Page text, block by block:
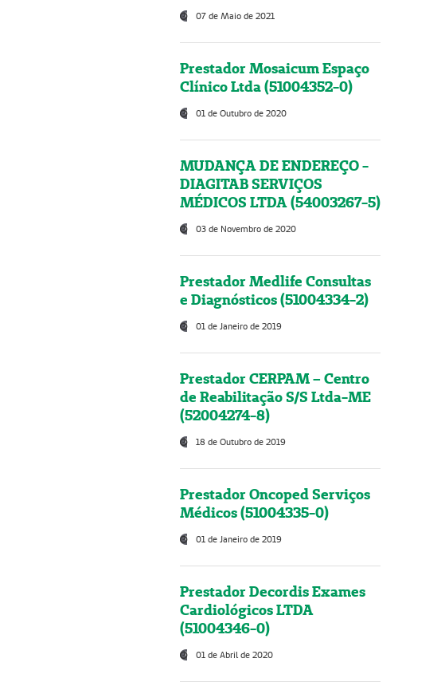
07 de Maio de 2021
Prestador Mosaicum Espaço
Clínico Ltda (51004352-0)
01 de Outubro de 2020
MUDANÇA DE ENDEREÇO -
DIAGITAB SERVIÇOS
MÉDICOS LTDA (54003267-5)
03 de Novembro de 2020
Prestador Medlife Consultas
e Diagnósticos (51004334-2)
01 de Janeiro de 2019
Prestador CERPAM – Centro
de Reabilitação S/S Ltda-ME
(52004274-8)
18 de Outubro de 2019
Prestador Oncoped Serviços
Médicos (51004335-0)
01 de Janeiro de 2019
Prestador Decordis Exames
Cardiológicos LTDA
(51004346-0)
01 de Abril de 2020